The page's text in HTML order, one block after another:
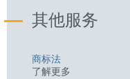
其他服务
商标法
了解更多